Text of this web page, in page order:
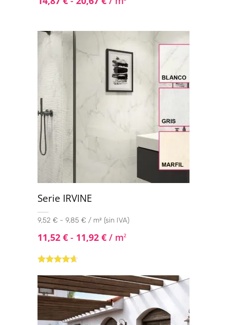
Serie IRVINE
9,52 € - 9,85 € / m² (sin IVA)
11,52 € - 11,92 € / m2
con4.50de
5